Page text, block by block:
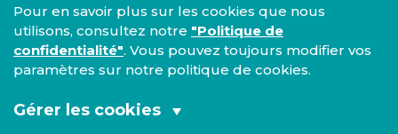
Pour en savoir plus sur les cookies que nous
utilisons, consultez notre "Politique de
confidentialité". Vous pouvez toujours modifier vos
paramètres sur notre politique de cookies.
Gérer les cookies
économique, social, financier, administratif, politique,
éthique, juridique et environnemental.
IEV
1000 Bruxelles